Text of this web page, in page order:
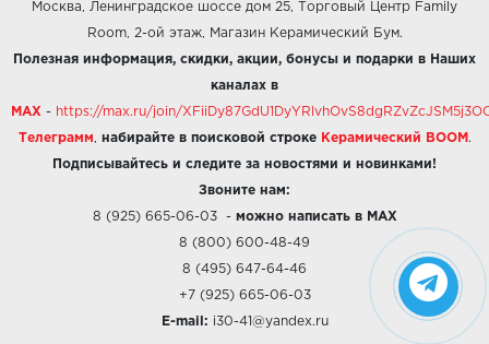
Москва, Ленинградское шоссе дом 25, Торговый Центр Family
Room, 2-ой этаж, Магазин Керамический Бум.
Полезная информация, скидки, акции, бонусы и подарки в Наших
каналах в
MAX - https://max.ru/join/
Телеграмм набирайте в поисковой строке Керамический BOOM .
Подписывайтесь и следите за новостями и новинками!
Звоните нам:
8 (925) 665-06-03- можно написать в MAX
8 (800) 600-48-49
8 (495) 647-64-46
+7 (925) 665-06-03
E-mail: i30-41@yandex.ru